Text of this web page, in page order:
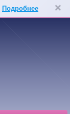
Подробнее